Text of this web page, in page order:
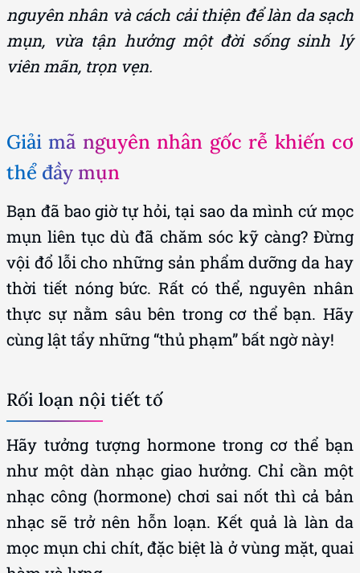
nguyên nhân và cách cải thiện để làn da sạch
mụn, vừa tận hưởng một đời sống sinh lý
viên mãn, trọn vẹn.
Giải mã nguyên nhân gốc rễ khiến cơ
thể đầy mụn
Bạn đã bao giờ tự hỏi, tại sao da mình cứ mọc
mụn liên tục dù đã chăm sóc kỹ càng? Đừng
vội đổ lỗi cho những sản phẩm dưỡng da hay
thời tiết nóng bức. Rất có thể, nguyên nhân
thực sự nằm sâu bên trong cơ thể bạn. Hãy
cùng lật tẩy những “thủ phạm” bất ngờ này!
Rối loạn nội tiết tố
Hãy tưởng tượng hormone trong cơ thể bạn
như một dàn nhạc giao hưởng. Chỉ cần một
nhạc công (hormone) chơi sai nốt thì cả bản
nhạc sẽ trở nên hỗn loạn. Kết quả là làn da
mọc mụn chi chít, đặc biệt là ở vùng mặt, quai